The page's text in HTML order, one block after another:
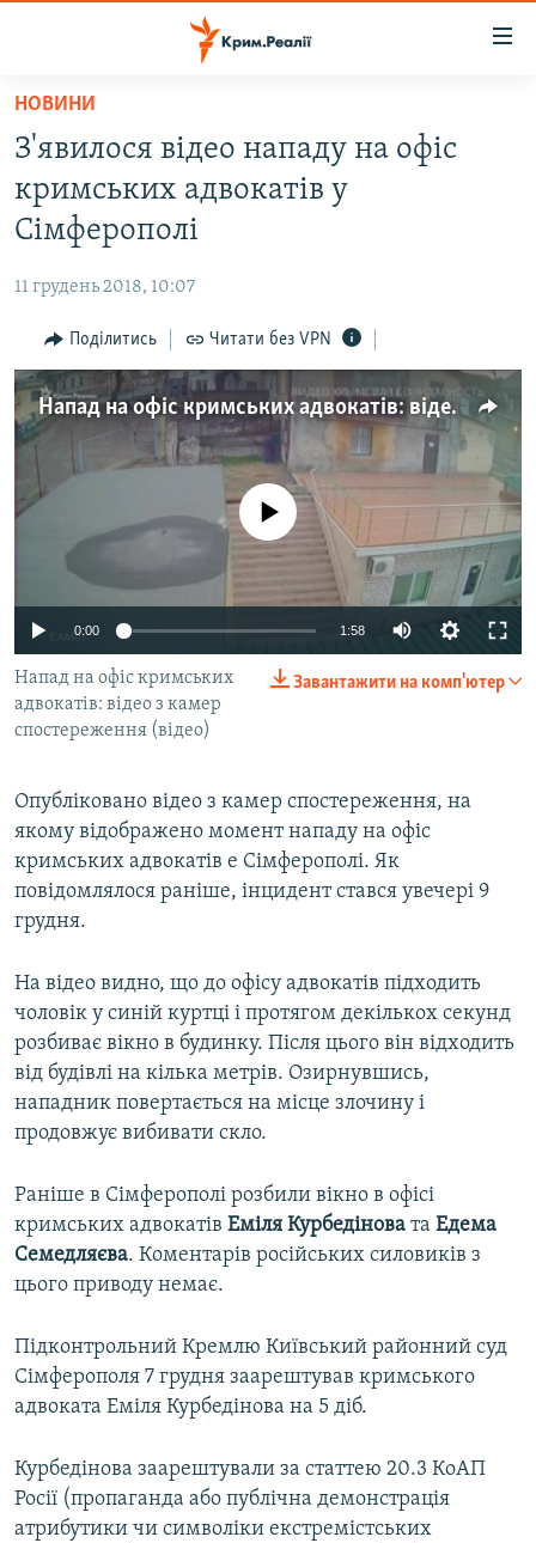
Перейти
основного
матеріалу
Перейти
до
основної
навігації
Перейти
до
пошуку
НОВИНИ
ВІДЕО ТА ФОТО
БЛОГИ
ПОГЛЯД
ІНТЕРВ'Ю
ВСЕ ЗА ДЕНЬ
СПЕЦПРОЕКТИ
ВІДЕОУРОКИ «ELIFBE»
УКРАЇНСЬКА ПРОБЛЕМА КРИМУ
ІНФОГРАФІКА
ЯК ОБІЙТИ БЛОКУВАННЯ
Русский
Qırımtatar
ДОЛУЧАЙСЯ!
Усі сайти RFE/RL
НОВИНИ
З'явилося відео нападу на офіс
кримських адвокатів у
Сімферополі
11 грудень 2018, 10:07
Поділитись Читати без VPN
Напад на офіс кримських адвокатів: відео з камер спостереження (відео)
No media source currently available
0:00 1:58
Завантажити на комп'ютер
Напад на офіс кримських
адвокатів: відео з камер
спостереження (відео)
Опубліковано відео з камер спостереження, на
якому відображено момент нападу на офіс
кримських адвокатів e Сімферополі. Як
повідомлялося раніше, інцидент стався увечері 9
грудня.
На відео видно, що до офісу адвокатів підходить
чоловік у синій куртці і протягом декількох секунд
розбиває вікно в будинку. Після цього він відходить
від будівлі на кілька метрів. Озирнувшись,
нападник повертається на місце злочину і
продовжує вибивати скло.
Раніше в Сімферополі розбили вікно в офісі
кримських адвокатів Еміля Курбедінова та Едема
Семедляєва. Коментарів російських силовиків з
цього приводу немає.
Підконтрольний Кремлю Київський районний суд
Сімферополя 7 грудня заарештував кримського
адвоката Еміля Курбедінова на 5 діб.
Курбедінова заарештували за статтею 20.3 КоАП
Росії (пропаганда або публічна демонстрація
атрибутики чи символіки екстремістських